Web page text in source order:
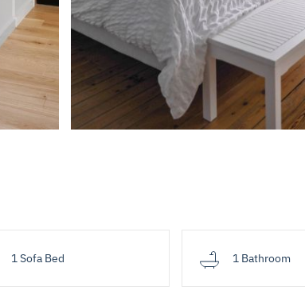
1 Sofa Bed 1 Bathroom